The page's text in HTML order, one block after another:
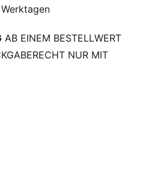
AB EINEM BESTELLWERT
NUR MIT